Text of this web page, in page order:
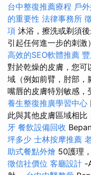
台中整復推薦療程 戶
的重要性 法律事務所
項 沐浴，擦洗或剃須
引起任何進一步的刺激
高效的SEO軟體推薦
對於乾燥的皮膚，您可
域（例如前臂，肘部，
嘴唇的皮膚特別敏感，
養生整復推廣學習中心
此與其他皮膚區域相比
牙 餐飲設備回收
坪多少 士林按摩推薦
助式餐點外燴 50護理
徵信社價位 客廳設計 -